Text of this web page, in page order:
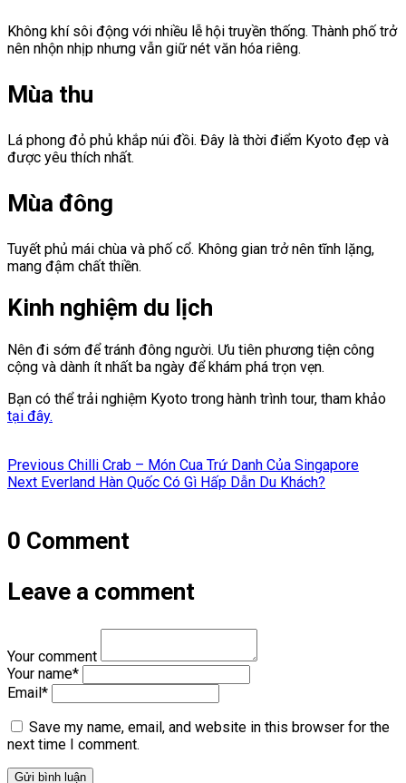
Không khí sôi động với nhiều lễ hội truyền thống. Thành phố trở
nên nhộn nhịp nhưng vẫn giữ nét văn hóa riêng.
Mùa thu
Lá phong đỏ phủ khắp núi đồi. Đây là thời điểm Kyoto đẹp và
được yêu thích nhất.
Mùa đông
Tuyết phủ mái chùa và phố cổ. Không gian trở nên tĩnh lặng,
mang đậm chất thiền.
Kinh nghiệm du lịch
Nên đi sớm để tránh đông người. Ưu tiên phương tiện công
cộng và dành ít nhất ba ngày để khám phá trọn vẹn.
Bạn có thể trải nghiệm Kyoto trong hành trình tour, tham khảo
tại đây.
hướng
viết
Previous Previous
post:
Chilli Crab – Món Cua Trứ Danh Của Singapore
Next Next
Everland Hàn Quốc Có Gì Hấp Dẫn Du Khách?
0 Comment
Leave a comment
Your comment
Your name*
Email *
Save my name, email, and website in this browser for the
next time I comment.